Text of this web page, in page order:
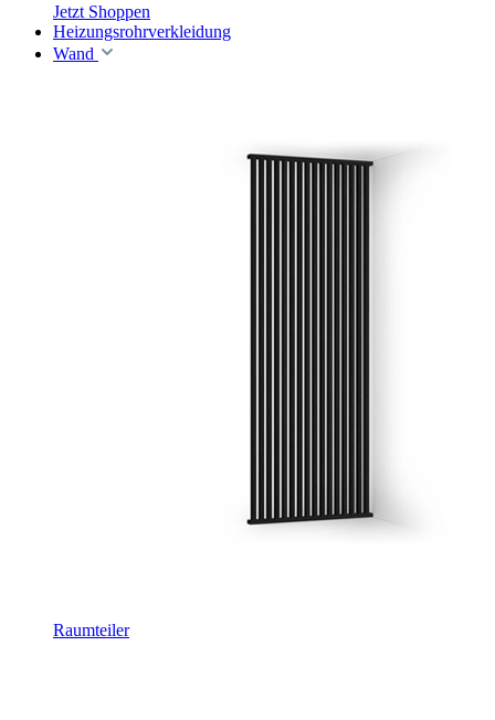
Jetzt Shoppen
Heizungsrohrverkleidung
Wand
Raumteiler